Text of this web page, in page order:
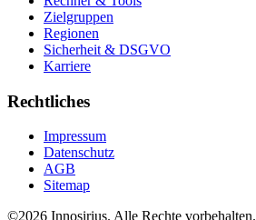
Zielgruppen
Regionen
Sicherheit & DSGVO
Karriere
Rechtliches
Impressum
Datenschutz
AGB
Sitemap
©2026 Innosirius. Alle Rechte vorbehalten.